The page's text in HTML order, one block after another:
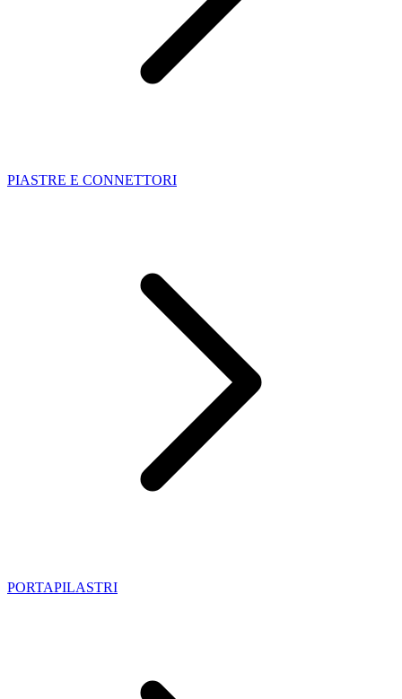
PIASTRE E CONNETTORI
PORTAPILASTRI